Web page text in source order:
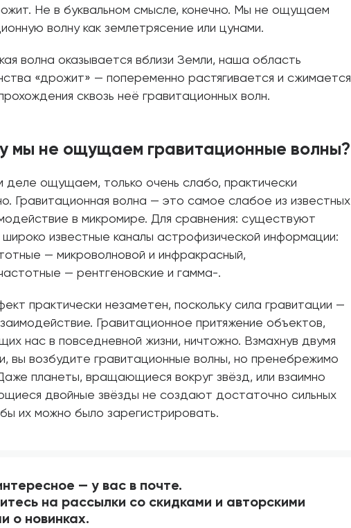
Не в буквальном смысле, конечно. Мы не ощущаем
волну как землетрясение или цунами.
волна оказывается вблизи Земли, наша область
«дрожит» — попеременно растягивается и сжимается
сквозь неё гравитационных волн.
мы не ощущаем гравитационные волны?
деле ощущаем, только очень слабо, практически
Гравитационная волна — это самое слабое из известных
в микромире. Для сравнения: существуют
широко известные каналы астрофизической информации:
— микроволновой и инфракрасный,
— рентгеновские и гамма-.
практически незаметен, поскольку сила гравитации —
Гравитационное притяжение объектов,
нас в повседневной жизни, ничтожно. Взмахнув двумя
вы возбудите гравитационные волны, но пренебрежимо
планеты, вращающиеся вокруг звёзд, или взаимно
двойные звёзды не создают достаточно сильных
их можно было зарегистрировать.
— у вас в почте.
на рассылки со скидками и авторскими
о новинках.